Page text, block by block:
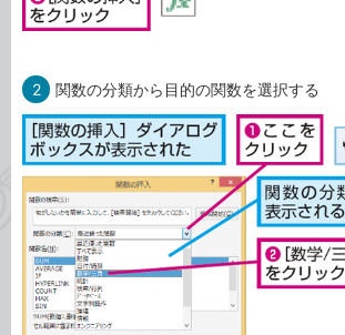
2 関数の分類から目的の関数を選択する